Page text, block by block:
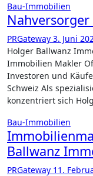
Bau-Immobilien
PRGateway 3. Juni
Holger Ballwanz Immobilien vermittelt als Nahversorger
Immobilien Makler
Investoren und
Schweiz Als
konzentriert sich
Bau-Immobilien
Ballwanz
PRGateway 11.